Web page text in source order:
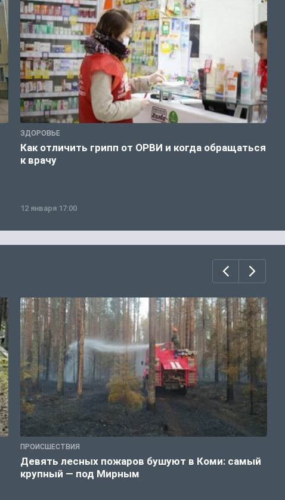
ЗДОРОВЬЕ
Как отличить грипп от ОРВИ и когда обращаться
к врачу
12 января 17:00
ПРОИСШЕСТВИЯ
Девять лесных пожаров бушуют в Коми: самый
крупный — под Мирным